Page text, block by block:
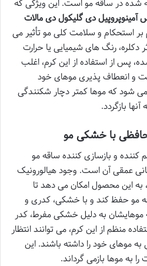
در ساقه مو است. این ویژگی که
آمینوپروپیل دی گلیکول دی مالات
استحکام و سلامت کلی مو تأثیر می
دکلره، رنگ های شیمیایی یا حرارت
پس از استفاده از این کرم، اغلب
و انعطاف پذیری موهای خود
شود که موها کمتر دچار شکنندگی
بازگردد.
با خشکی مو
کننده و بازسازی کننده ساقه مو
عمقی آن است. وجود هیالورونیک
به این محصول امکان می دهد تا
مو حفظ کند و با خشکی، کدری و
موهایشان به دلیل خشکی مفرط، کدر
منظم از این کرم، می توانند انتظار
موهای خود را داشته باشند. این
به موها بازمی گرداند.